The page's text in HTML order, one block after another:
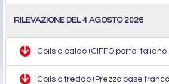
RILEVAZIONE DEL 4 AGOSTO 2026
Coils a caldo (CIFFO porto italiano -
Coils a freddo (Prezzo base